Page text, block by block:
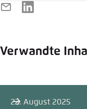
E-
LinkedIn
Verwandte
22. August 2025